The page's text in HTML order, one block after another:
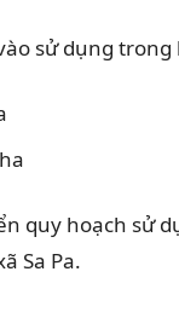
sử dụng
quy hoạch sử
Sa Pa.